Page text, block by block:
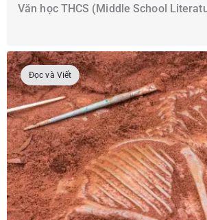
Văn học THCS (Middle School
Đọc và Viết